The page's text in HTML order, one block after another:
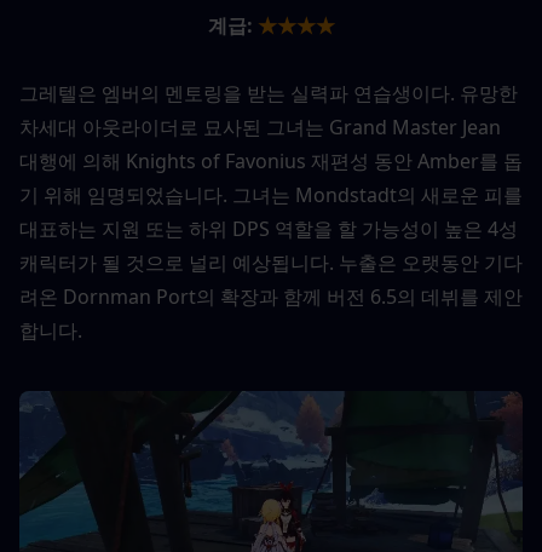
계급: ★★★★
그레텔은 엠버의 멘토링을 받는 실력파 연습생이다. 유망한
차세대 아웃라이더로 묘사된 그녀는 Grand Master Jean
대행에 의해 Knights of Favonius 재편성 동안 Amber를 돕
기 위해 임명되었습니다. 그녀는 Mondstadt의 새로운 피를
대표하는 지원 또는 하위 DPS 역할을 할 가능성이 높은 4성
캐릭터가 될 것으로 널리 예상됩니다. 누출은 오랫동안 기다
려온 Dornman Port의 확장과 함께 버전 6.5의 데뷔를 제안
합니다.